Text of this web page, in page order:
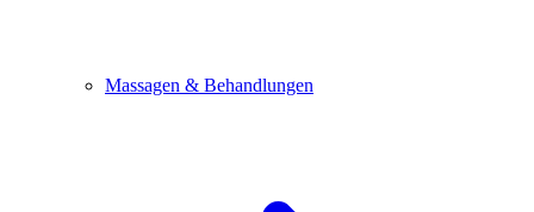
Massagen & Behandlungen